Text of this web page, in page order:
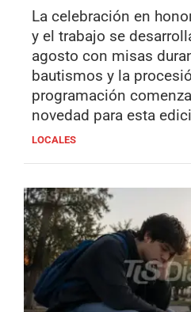
La celebración en
y el trabajo se
agosto con misas
bautismos y la
programación
novedad para esta
LOCALES